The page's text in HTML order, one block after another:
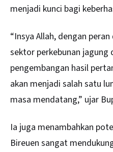
menjadi kunci bagi
“Insya Allah, dengan
sektor perkebunan jagung
pengembangan hasil
akan menjadi salah satu
masa mendatang,” ujar
Ia juga menambahkan
Bireuen sangat